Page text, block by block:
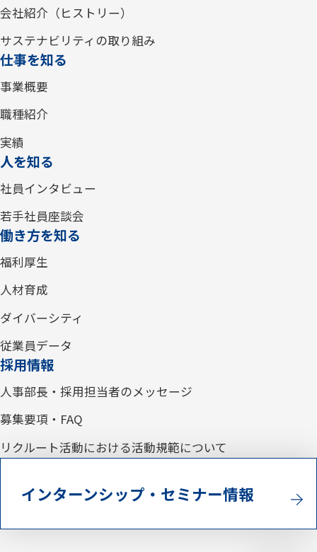
会社紹介（ヒストリー）
サステナビリティの取り組み
仕事を知る
事業概要
職種紹介
実績
人を知る
社員インタビュー
若手社員座談会
働き方を知る
福利厚生
人材育成
ダイバーシティ
従業員データ
採用情報
人事部長・採用担当者のメッセージ
募集要項・FAQ
リクルート活動における活動規範について
インターンシップ・セミナー情報